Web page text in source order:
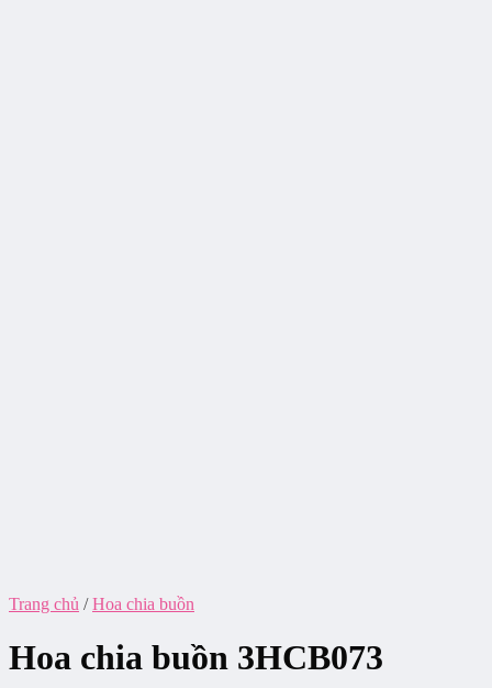
Trang chủ / Hoa chia buồn
Hoa chia buồn 3HCB073